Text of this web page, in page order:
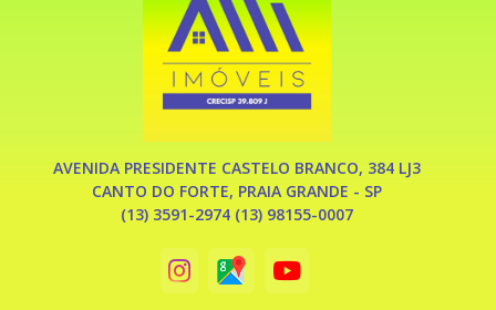
AVENIDA PRESIDENTE CASTELO BRANCO, 384 LJ3
CANTO DO FORTE, PRAIA GRANDE - SP
(13) 3591-2974 (13) 98155-0007